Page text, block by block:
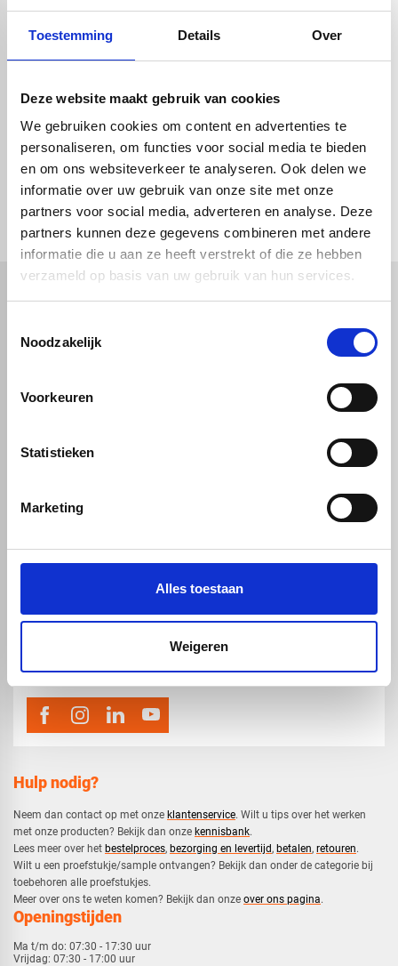
Toestemming Details Over
Deze website maakt gebruik van cookies
We gebruiken cookies om content en advertenties te
personaliseren, om functies voor social media te bieden
en om ons websiteverkeer te analyseren. Ook delen we
informatie over uw gebruik van onze site met onze
partners voor social media, adverteren en analyse. Deze
partners kunnen deze gegevens combineren met andere
informatie die u aan ze heeft verstrekt of die ze hebben
verzameld op basis van uw gebruik van hun services.
Noodzakelijk
Voorkeuren
Statistieken
Marketing
Alles toestaan
Weigeren
Plexiglas XT helder
€ 4,63
Plexiglas XT helder
€ 113,00
check_circle Vanaf€ 750,-gratis bezorgd
check_circle
check_circle2-5dagen levertijd
Kunststof voorzetramen
Kunststof platen
HPL platen
Technische kunststoffen
Hulp nodig?
Neem dan contact op met onze klantenservice. Wilt u tips over het werken
met onze producten? Bekijk dan onze kennisbank.
​Lees meer over het bestelproces, bezorging en levertijd, betalen, retouren.​
​Wilt u een proefstukje/sample ontvangen? Bekijk dan onder de categorie bij
toebehoren alle proefstukjes.
​​Meer over ons te weten komen? Bekijk dan onze over ons pagina.
Openingstijden
Ma t/m do: 07:30 - 17:30 uur
Vrijdag: 07:30 - 17:00 uur
map Veensesteeg 8, 4264 KG Veen
mail info@voskunststoffen.nl